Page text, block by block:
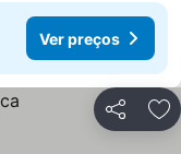
Ver preços
Partilhar